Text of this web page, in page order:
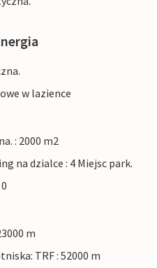
w lazience
: 2000 m2
na dzialce : 4 Miejsc park.
m
TRF : 52000 m